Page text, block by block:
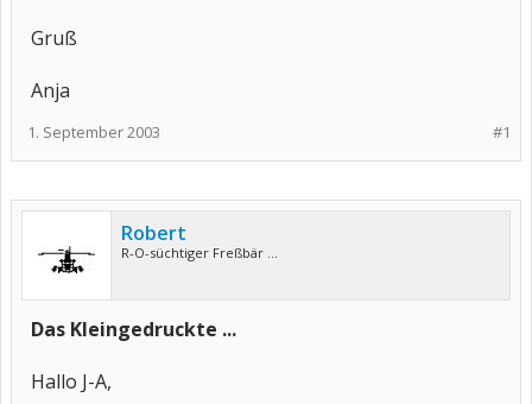
Gruß
Anja
#1
1. September 2003
Robert
R-O-süchtiger Freßbär ...
Das Kleingedruckte ...
Hallo J-A,